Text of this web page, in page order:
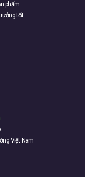
phẩm
tốt
Việt Nam